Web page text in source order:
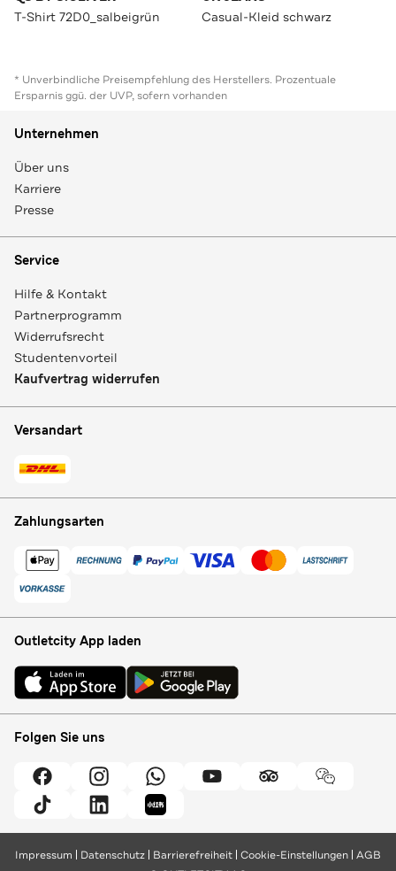
T-Shirt 72D0_salbeigrün Casual-Kleid schwarz
* Unverbindliche Preisempfehlung des Herstellers. Prozentuale
Ersparnis ggü. der UVP, sofern vorhanden
Unternehmen
Über uns
Karriere
Presse
Service
Hilfe & Kontakt
Partnerprogramm
Widerrufsrecht
Studentenvorteil
Kaufvertrag widerrufen
Versandart
Zahlungsarten
Outletcity App laden
Folgen Sie uns
Impressum Datenschutz Barrierefreiheit Cookie-Einstellungen AGB